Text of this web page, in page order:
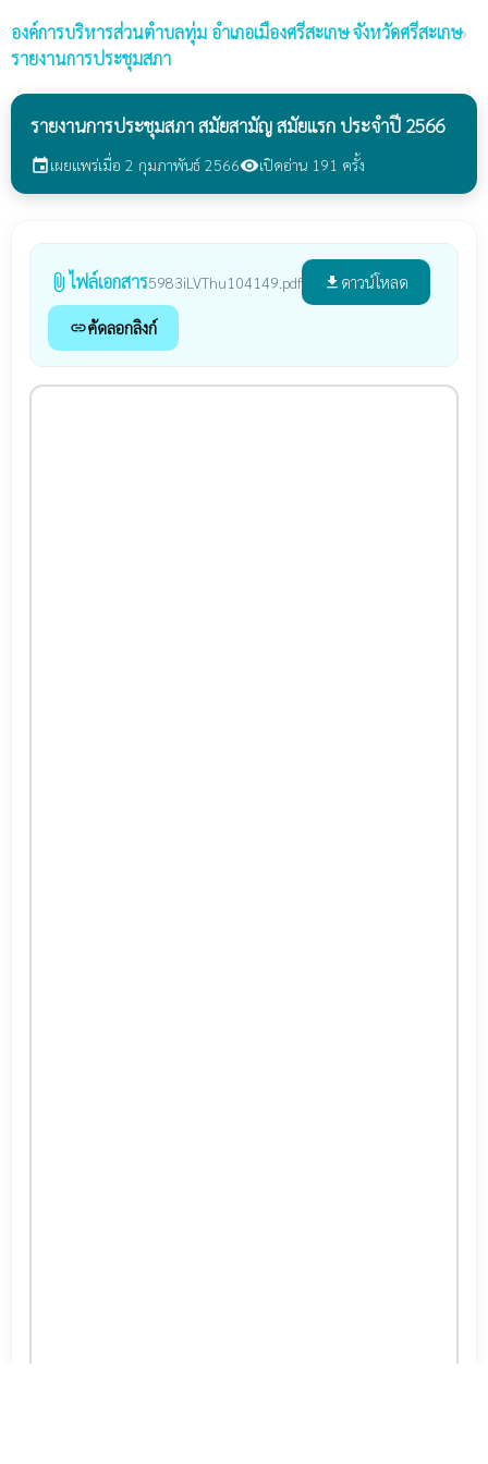
องค์การบริหารส่วนตำบลทุ่ม อำเภอเมืองศรีสะเกษ จังหวัดศรีสะเกษ›
รายงานการประชุมสภา
รายงานการประชุมสภา สมัยสามัญ สมัยแรก ประจำปี 2566
eventเผยแพร่เมื่อ 2 กุมภาพันธ์ 2566visibilityเปิดอ่าน 191 ครั้ง
attach_file ไฟล์เอกสาร5983iLVThu104149.pdf file_download ดาวน์โหลด
linkคัดลอกลิงก์